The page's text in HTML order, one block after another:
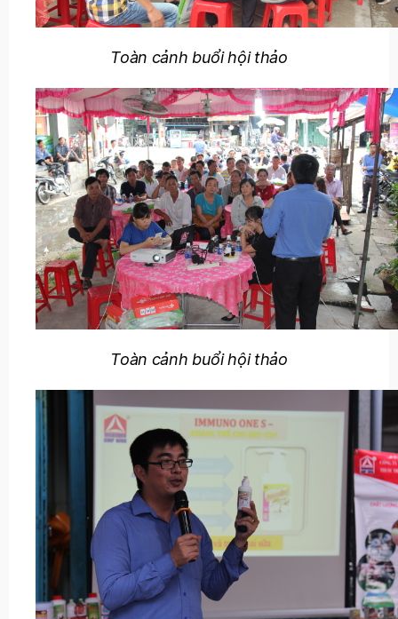
Toàn cảnh buổi hội thảo
Toàn cảnh buổi hội thảo